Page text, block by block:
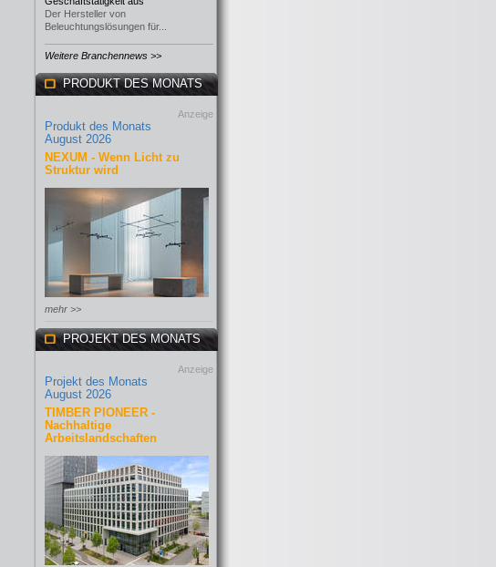
Der Hersteller von
Beleuchtungslösungen für...
Weitere Branchennews >>
PRODUKT DES MONATS
Anzeige
Produkt des Monats
August 2026
NEXUM - Wenn Licht zu
Struktur wird
mehr >>
PROJEKT DES MONATS
Anzeige
Projekt des Monats
August 2026
TIMBER PIONEER -
Nachhaltige
Arbeitslandschaften